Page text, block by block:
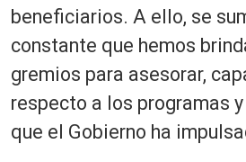
beneficiarios. A ello, se
constante que hemos
gremios para asesorar,
respecto a los programas
que el Gobierno ha